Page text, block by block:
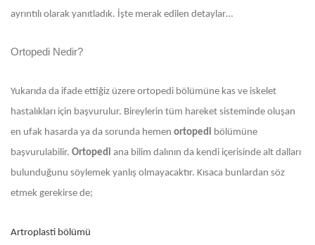
ayrıntılı olarak yanıtladık. İşte merak edilen detaylar…
Ortopedi Nedir?
Yukarıda da ifade ettiğiz üzere ortopedi bölümüne kas ve iskelet
hastalıkları için başvurulur. Bireylerin tüm hareket sisteminde oluşan
en ufak hasarda ya da sorunda hemen ortopedi bölümüne
başvurulabilir. Ortopedi ana bilim dalının da kendi içerisinde alt dalları
bulunduğunu söylemek yanlış olmayacaktır. Kısaca bunlardan söz
etmek gerekirse de;
Artroplasti bölümü